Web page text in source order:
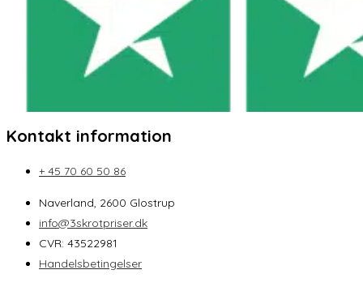
Kontakt information
+ 45 70 60 50 86
Naverland, 2600 Glostrup
info@3skrotpriser.dk
CVR: 43522981
Handelsbetingelser